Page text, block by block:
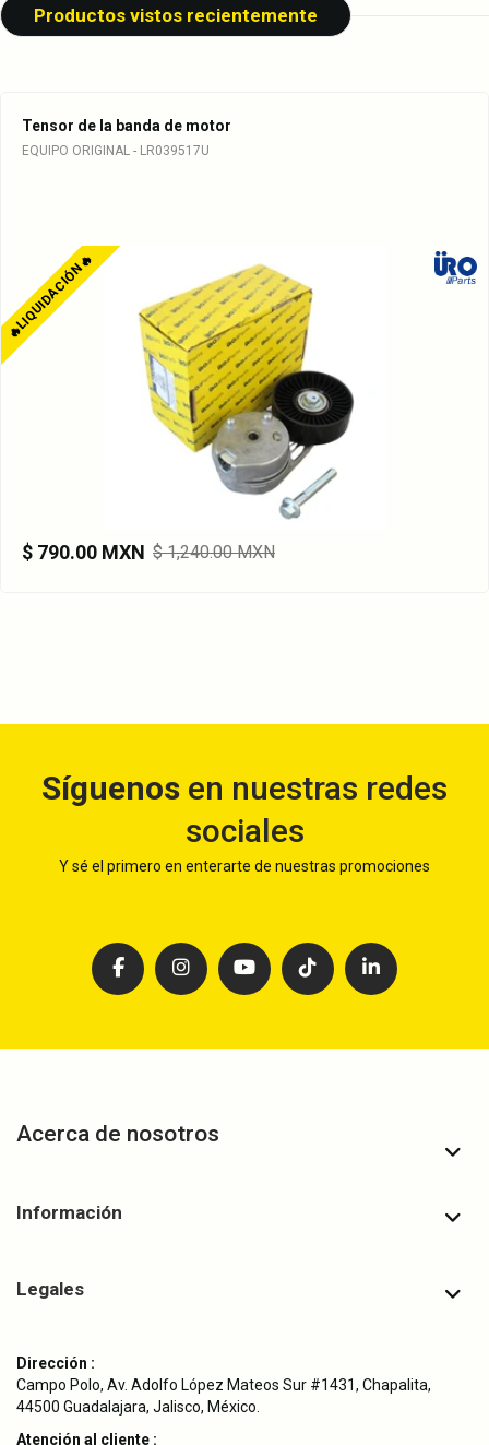
Productos vistos recientemente
Tensor de la banda de motor
EQUIPO ORIGINAL - LR039517U
🔥LIQUIDACIÓN🔥
$ 790.00 MXN $ 1,240.00 MXN
Síguenos en nuestras redes
sociales
Y sé el primero en enterarte de nuestras promociones
Acerca de nosotros
Información
Legales
Dirección :
Campo Polo, Av. Adolfo López Mateos Sur #1431, Chapalita,
44500 Guadalajara, Jalisco, México.
Atención al cliente :